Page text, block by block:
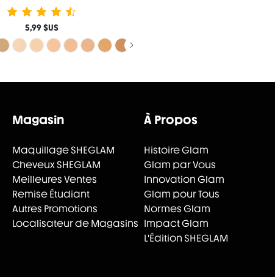
5,99 $US
Magasin
Maquillage SHEGLAM
Cheveux SHEGLAM
Meilleures Ventes
Remise Étudiant
Autres Promotions
Localisateur de Magasins
À Propos
Histoire Glam
Glam par Vous
Innovation Glam
Glam pour Tous
Normes Glam
Impact Glam
L'Édition SHEGLAM